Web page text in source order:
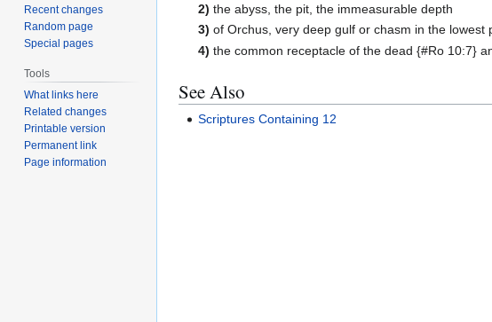
2) the abyss, the pit, the immeasurable depth
3) of Orchus, very deep gulf or chasm in the lowest
4) the common receptacle of the dead {#Ro 10:7}
See Also
Scriptures Containing 12
Recent changes
Random page
Special pages
Tools
What links here
Related changes
Printable version
Permanent link
Page information